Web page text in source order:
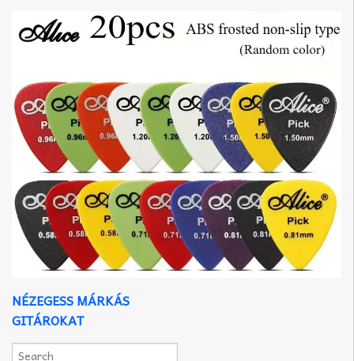
NÉZEGESS MÁRKÁS
GITÁROKAT